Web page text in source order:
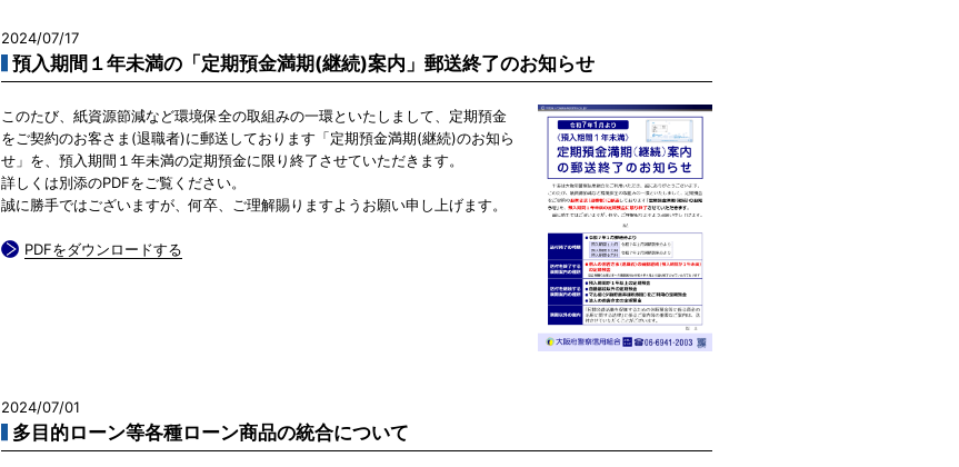
2024/07/17
預入期間１年未満の「定期預金満期(継続)案内」郵送終了のお知らせ
このたび、紙資源節減など環境保全の取組みの一環といたしまして、定期預金
をご契約のお客さま(退職者)に郵送しております「定期預金満期(継続)のお知ら
せ」を、預入期間１年未満の定期預金に限り終了させていただきます。
詳しくは別添のPDFをご覧ください。
誠に勝手ではございますが、何卒、ご理解賜りますようお願い申し上げます。
PDFをダウンロードする
2024/07/01
多目的ローン等各種ローン商品の統合について